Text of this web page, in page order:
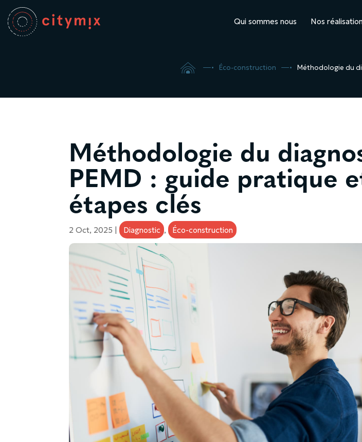
Qui sommes nous Nos
 5 Éco-construction 5 Méthodologie du
Méthodologie du
PEMD : guide pratique
étapes clés
2 Oct, 2025 | Diagnostic , Éco-construction